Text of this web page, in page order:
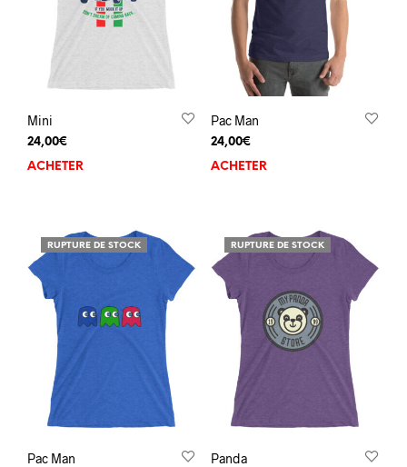
Mini
24,00€
ACHETER
Pac Man
24,00€
ACHETER
RUPTURE DE STOCK
Pac Man
RUPTURE DE STOCK
Panda